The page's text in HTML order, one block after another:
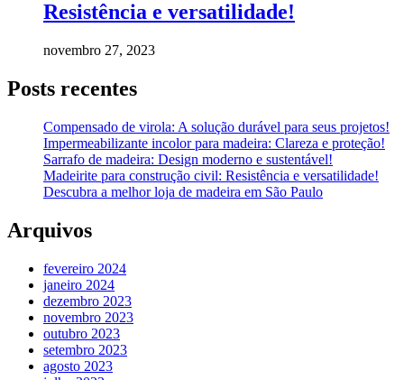
Resistência e versatilidade!
novembro 27, 2023
Posts recentes
Compensado de virola: A solução durável para seus projetos!
Impermeabilizante incolor para madeira: Clareza e proteção!
Sarrafo de madeira: Design moderno e sustentável!
Madeirite para construção civil: Resistência e versatilidade!
Descubra a melhor loja de madeira em São Paulo
Arquivos
fevereiro 2024
janeiro 2024
dezembro 2023
novembro 2023
outubro 2023
setembro 2023
agosto 2023